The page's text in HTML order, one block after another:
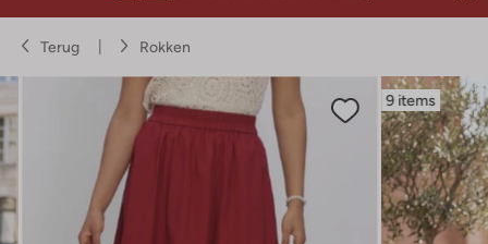
Terug Rokken
9 items